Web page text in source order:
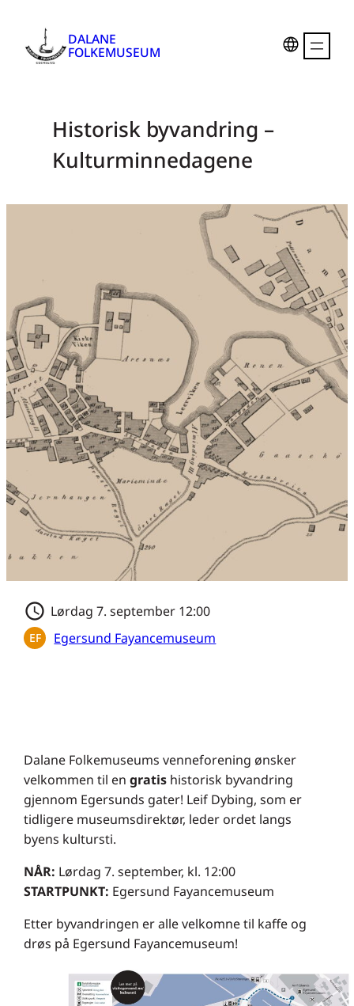
innhold
DALANE
FOLKEMUSEUM
Historisk byvandring –
Kulturminnedagene
schedule Lørdag 7. september 12:00
EF Egersund Fayancemuseum
Dalane Folkemuseums venneforening ønsker
velkommen til engratis historisk byvandring
gjennom Egersunds gater! Leif Dybing, som er
tidligere museumsdirektør, leder ordet langs
byens kultursti.
NÅR: Lørdag 7. september, kl. 12:00
STARTPUNKT: Egersund Fayancemuseum
Etter byvandringen er alle velkomne til kaffe og
drøs på Egersund Fayancemuseum!